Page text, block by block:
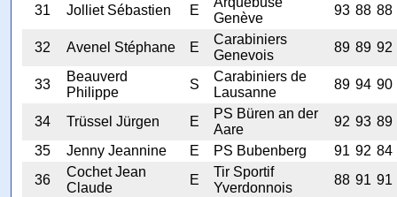
31
Jolliet Sébastien E
Genève
93 88 88
32 Avenel Stéphane E
Carabiniers
Genevois
89 89 92
33
Beauverd
Philippe
S
Carabiniers de
Lausanne
89 94 90
34 Trüssel Jürgen E
PS Büren an der
Aare
92 93 89
35
Jenny Jeannine E PS Bubenberg 91 92 84
36
Cochet Jean
Claude
E
Tir Sportif
Yverdonnois
88 91 91